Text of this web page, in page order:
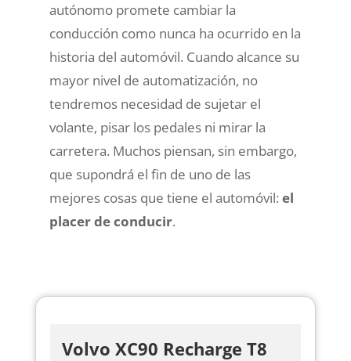
autónomo promete cambiar la
conducción como nunca ha ocurrido en la
historia del automóvil. Cuando alcance su
mayor nivel de automatización, no
tendremos necesidad de sujetar el
volante, pisar los pedales ni mirar la
carretera. Muchos piensan, sin embargo,
que supondrá el fin de uno de las
mejores cosas que tiene el automóvil: el
placer de conducir.
Volvo XC90 Recharge T8